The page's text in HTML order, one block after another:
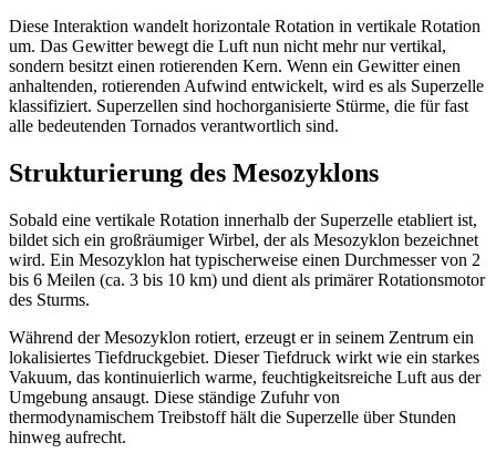
Diese Interaktion wandelt horizontale Rotation in vertikale Rotation
um. Das Gewitter bewegt die Luft nun nicht mehr nur vertikal,
sondern besitzt einen rotierenden Kern. Wenn ein Gewitter einen
anhaltenden, rotierenden Aufwind entwickelt, wird es als Superzelle
klassifiziert. Superzellen sind hochorganisierte Stürme, die für fast
alle bedeutenden Tornados verantwortlich sind.
Strukturierung des Mesozyklons
Sobald eine vertikale Rotation innerhalb der Superzelle etabliert ist,
bildet sich ein großräumiger Wirbel, der als Mesozyklon bezeichnet
wird. Ein Mesozyklon hat typischerweise einen Durchmesser von 2
bis 6 Meilen (ca. 3 bis 10 km) und dient als primärer Rotationsmotor
des Sturms.
Während der Mesozyklon rotiert, erzeugt er in seinem Zentrum ein
lokalisiertes Tiefdruckgebiet. Dieser Tiefdruck wirkt wie ein starkes
Vakuum, das kontinuierlich warme, feuchtigkeitsreiche Luft aus der
Umgebung ansaugt. Diese ständige Zufuhr von
thermodynamischem Treibstoff hält die Superzelle über Stunden
hinweg aufrecht.